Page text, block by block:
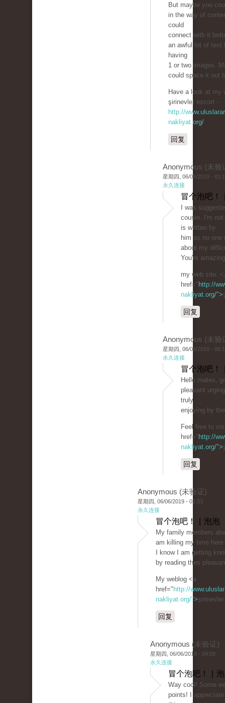
But maybe you
in the way of
could
connect with it
an awful lot of text
having
1 or two images.
could space it out
Have a look at my
şirinevler escort -
http://
nakliyat.org/
回复
Anonymous (未验
星期四, 06/06/2019 -
永久连接
冒个泡吧！
I was
cousin. I'm
is written by
him as no one
about my
You're
my web site:
href=" http://
nakliyat.org/">
回复
Anonymous (未验
星期四, 06/06/2019 -
永久连接
冒个泡吧！
Hello mates,
pleasant
truly
enjoying by
Feel free to
href=" http://
nakliyat.org/">
回复
Anonymous (未验证)
星期四, 06/06/2019 - 02:33
永久连接
冒个泡吧！ | 泡泡
My family members
am killing my time
I know I am getting
by reading thes
My weblog <a
href=" http://
nakliyat.org/">
回复
Anonymous (未验证)
星期四, 06/06/2019 - 04:58
永久连接
冒个泡吧！ |
Way cool! Some
points! I